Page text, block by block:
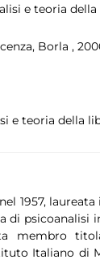
e teoria
Borla ,
e teoria della
1957,
di
membro
Italiano di